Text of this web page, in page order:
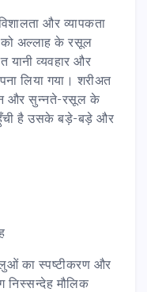
और व्यापकता
को अल्लाह के रसूल
व्यवहार और
लिया गया। शरीअत
और सुन्नते-रसूल के
पहुँची है उसके बड़े-बड़े और
का स्पष्टीकरण और
निस्सन्देह मौलिक